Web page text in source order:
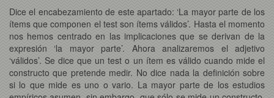
Dice el encabezamiento de este apartado: ‘La mayor parte de los
ítems que componen el test son ítems válidos’. Hasta el momento
nos hemos centrado en las implicaciones que se derivan de la
expresión ‘la mayor parte’. Ahora analizaremos el adjetivo
‘válidos’. Se dice que un test o un ítem es válido cuando mide el
constructo que pretende medir. No dice nada la definición sobre
si lo que mide es uno o vario. La mayor parte de los estudios